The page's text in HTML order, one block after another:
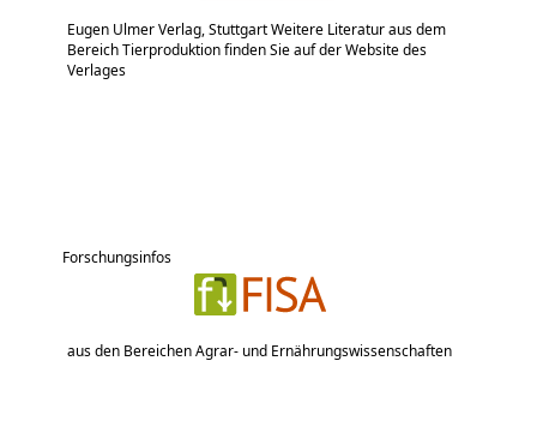
Eugen Ulmer Verlag, Stuttgart Weitere Literatur aus dem
Bereich Tierproduktion finden Sie auf der Website des
Verlages
Forschungsinfos
aus den Bereichen Agrar- und Ernährungswissenschaften